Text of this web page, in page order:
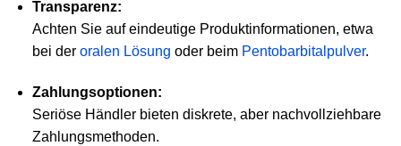
Transparenz:
Achten Sie auf eindeutige Produktinformationen, etwa
bei der oralen Lösung oder beim Pentobarbitalpulver.
Zahlungsoptionen:
Seriöse Händler bieten diskrete, aber nachvollziehbare
Zahlungsmethoden.